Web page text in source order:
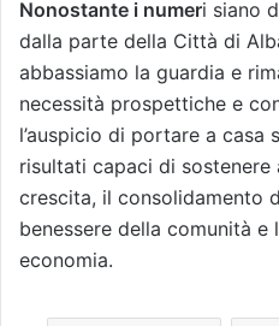
Nonostante i numeri siano
dalla parte della Città di
abbassiamo la guardia e
necessità prospettiche e
l’auspicio di portare a casa
risultati capaci di sostenere
crescita, il consolidamento
benessere della comunità e
economia.